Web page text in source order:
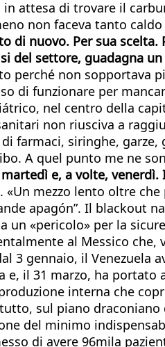
attesa di trovare il
non faceva tanto
di nuovo. Per sua scelta.
settore, guadagna un
perché non sopportava
di funzionare per
nel centro della
non riusciva a
farmaci, siringhe,
A quel punto me ne
e, a volte,
. «Un mezzo lento oltre
apagón”. Il blackout
«pericolo» per la
al Messico che,
3 gennaio, il Venezuela
e, il 31 marzo, ha portato
interna che
sul piano
del minimo
di avere 96mila